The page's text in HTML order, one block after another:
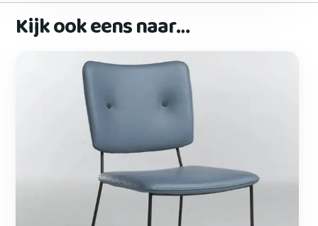
Kijk ook eens naar…